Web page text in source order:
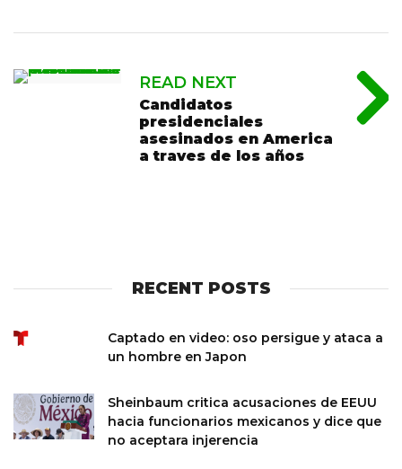
READ NEXT
Candidatos
presidenciales
asesinados en America
a traves de los años
RECENT POSTS
Captado en video: oso persigue y ataca a
un hombre en Japon
Sheinbaum critica acusaciones de EEUU
hacia funcionarios mexicanos y dice que
no aceptara injerencia